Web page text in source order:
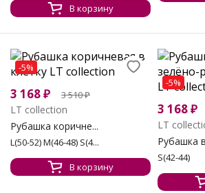
В корзину
-5%
3 168₽ 3 510₽
LT collection
Рубашка коричне...
L(50-52) M(46-48) S(4...
В корзину
-5%
3 168₽
LT
Рубашка
S(42-44)